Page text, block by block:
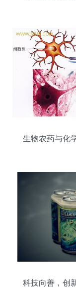
生物农药与化
科技向善，创